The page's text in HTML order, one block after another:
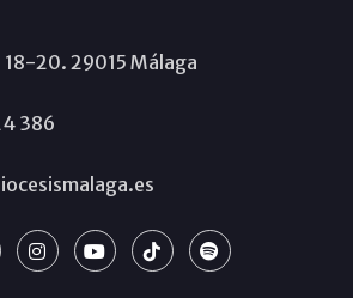
18-20. 29015 Málaga
386